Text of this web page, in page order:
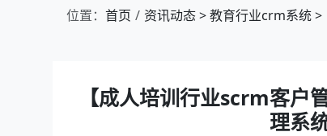
位置： 首页 资讯动态>教育行业crm系统>
【成人培训行业scrm客
理系